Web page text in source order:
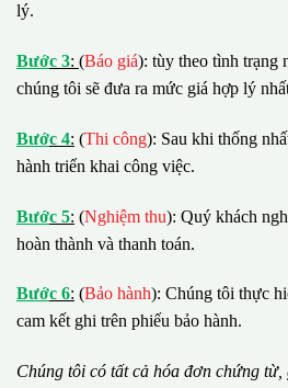
lý.
Bước 3: (Báo giá): tùy theo tình trạng
chúng tôi sẽ đưa ra mức giá hợp lý
Bước 4: (Thi công): Sau khi thống
hành triển khai công việc.
Bước 5: (Nghiệm thu): Quý khách
hoàn thành và thanh toán.
Bước 6: (Bảo hành): Chúng tôi thực
cam kết ghi trên phiếu bảo hành.
Chúng tôi có tất cả hóa đơn chứng từ,